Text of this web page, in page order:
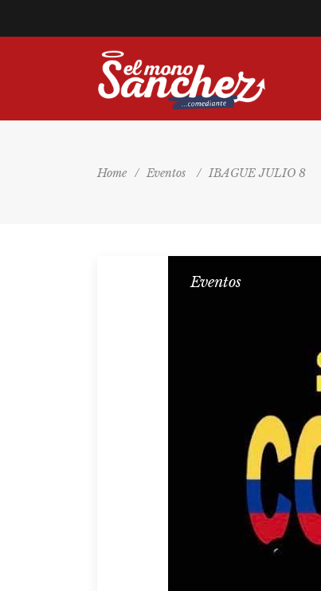
Home / Eventos / IBAGUE JULIO 8
Eventos